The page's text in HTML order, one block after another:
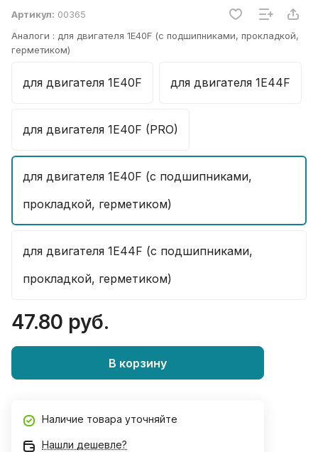
Артикул: 00365
Аналоги : для двигателя 1E40F (с подшипниками, прокладкой,
герметиком)
для двигателя 1E40F для двигателя 1E44F
для двигателя 1E40F (PRO)
для двигателя 1E40F (с подшипниками,
прокладкой, герметиком)
для двигателя 1E44F (с подшипниками,
прокладкой, герметиком)
47.80 руб.
В корзину
Наличие товара уточняйте
Нашли дешевле?